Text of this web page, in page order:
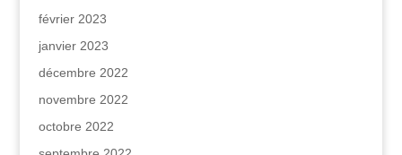
février 2023
janvier 2023
décembre 2022
novembre 2022
octobre 2022